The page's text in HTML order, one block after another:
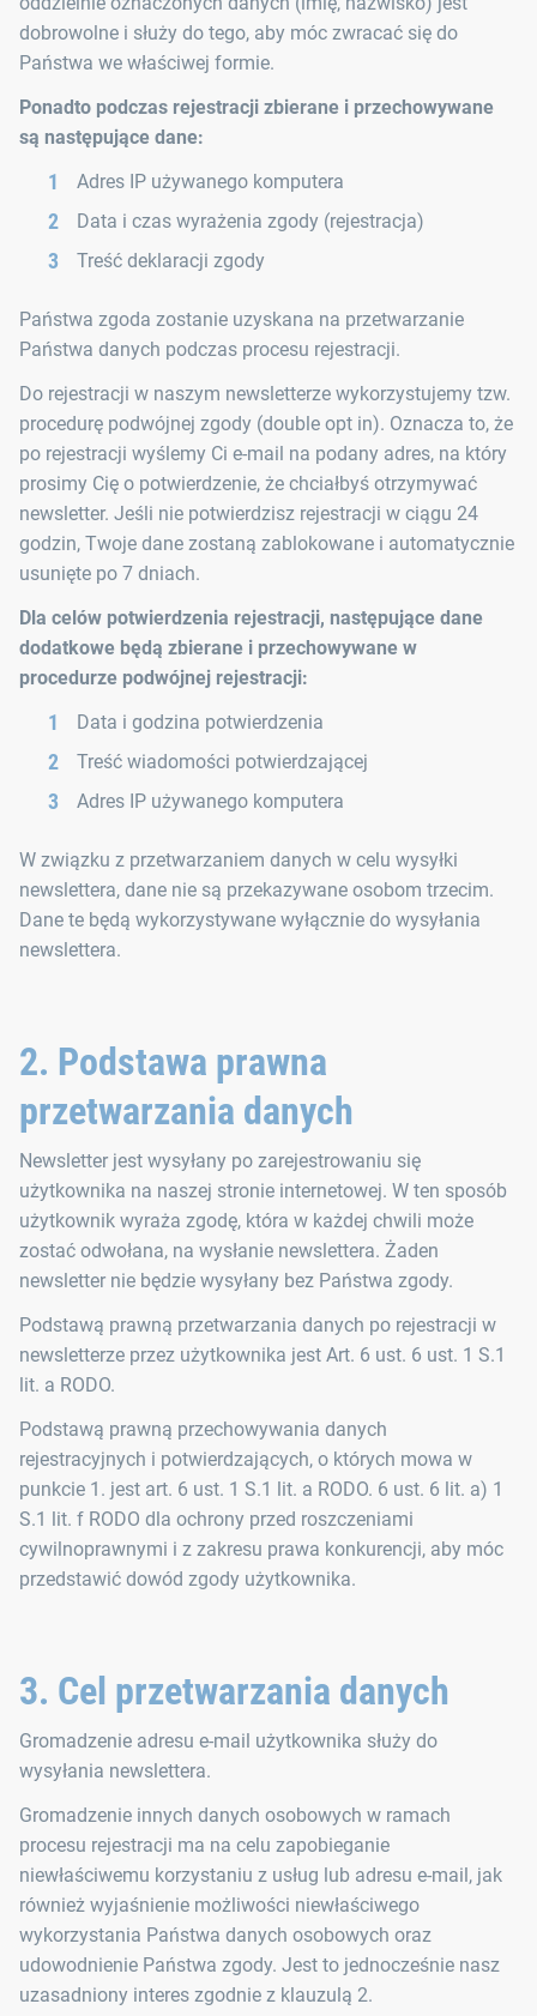
dobrowolne i służy do tego, aby móc zwracać się do
Państwa we właściwej formie.
Ponadto podczas rejestracji zbierane i przechowywane
są następujące dane:
Adres IP używanego komputera
Data i czas wyrażenia zgody (rejestracja)
Treść deklaracji zgody
Państwa zgoda zostanie uzyskana na przetwarzanie
Państwa danych podczas procesu rejestracji.
Do rejestracji w naszym newsletterze wykorzystujemy tzw.
procedurę podwójnej zgody (double opt in). Oznacza to, że
po rejestracji wyślemy Ci e-mail na podany adres, na który
prosimy Cię o potwierdzenie, że chciałbyś otrzymywać
newsletter. Jeśli nie potwierdzisz rejestracji w ciągu 24
godzin, Twoje dane zostaną zablokowane i automatycznie
usunięte po 7 dniach.
Dla celów potwierdzenia rejestracji, następujące dane
dodatkowe będą zbierane i przechowywane w
procedurze podwójnej rejestracji:
Data i godzina potwierdzenia
Treść wiadomości potwierdzającej
Adres IP używanego komputera
W związku z przetwarzaniem danych w celu wysyłki
newslettera, dane nie są przekazywane osobom trzecim.
Dane te będą wykorzystywane wyłącznie do wysyłania
newslettera.
2. Podstawa prawna
przetwarzania danych
Newsletter jest wysyłany po zarejestrowaniu się
użytkownika na naszej stronie internetowej. W ten sposób
użytkownik wyraża zgodę, która w każdej chwili może
zostać odwołana, na wysłanie newslettera. Żaden
newsletter nie będzie wysyłany bez Państwa zgody.
Podstawą prawną przetwarzania danych po rejestracji w
newsletterze przez użytkownika jest Art. 6 ust. 6 ust. 1 S.1
lit. a RODO.
Podstawą prawną przechowywania danych
rejestracyjnych i potwierdzających, o których mowa w
punkcie 1. jest art. 6 ust. 1 S.1 lit. a RODO. 6 ust. 6 lit. a) 1
S.1 lit. f RODO dla ochrony przed roszczeniami
cywilnoprawnymi i z zakresu prawa konkurencji, aby móc
przedstawić dowód zgody użytkownika.
3. Cel przetwarzania danych
Gromadzenie adresu e-mail użytkownika służy do
wysyłania newslettera.
Gromadzenie innych danych osobowych w ramach
procesu rejestracji ma na celu zapobieganie
niewłaściwemu korzystaniu z usług lub adresu e-mail, jak
również wyjaśnienie możliwości niewłaściwego
wykorzystania Państwa danych osobowych oraz
udowodnienie Państwa zgody. Jest to jednocześnie nasz
uzasadniony interes zgodnie z klauzulą 2.